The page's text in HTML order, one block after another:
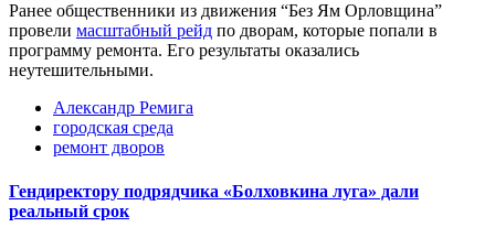
Ранее общественники из движения “Без Ям Орловщина”
провели масштабный рейд по дворам, которые попали в
программу ремонта. Его результаты оказались
неутешительными.
Александр Ремига
городская среда
ремонт дворов
Гендиректору подрядчика «Болховкина луга» дали
реальный срок